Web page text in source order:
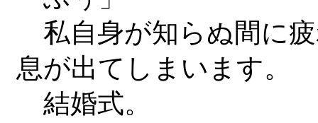
私自身が知らぬ間に
息が出てしまいます。
結婚式。